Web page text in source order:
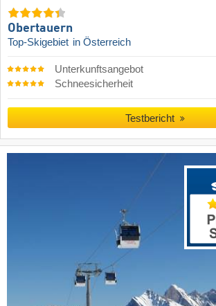
Obertauern
Top-Skigebiet in Österreich
Unterkunftsangebot
Schneesicherheit
Testbericht